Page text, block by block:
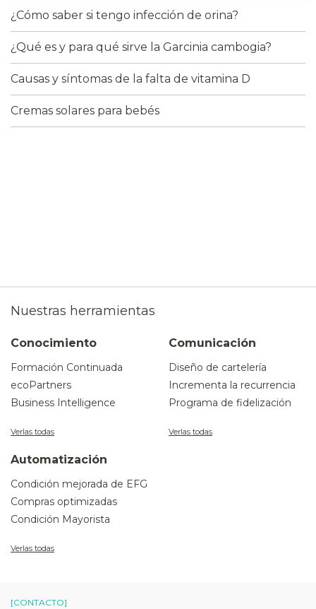
¿Cómo saber si tengo infección de orina?
¿Qué es y para qué sirve la Garcinia cambogia?
Causas y síntomas de la falta de vitamina D
Cremas solares para bebés
Nuestras herramientas
Conocimiento
Formación Continuada
ecoPartners
Business Intelligence
Verlas todas
Comunicación
Diseño de cartelería
Incrementa la recurrencia
Programa de fidelización
Verlas todas
Automatización
Condición mejorada de EFG
Compras optimizadas
Condición Mayorista
Verlas todas
[CONTACTO]